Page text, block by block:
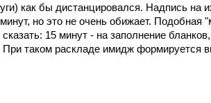
как бы дистанцировался. Надпись на
но это не очень обижает. Подобная
15 минут - на заполнение
таком раскладе имидж формируется